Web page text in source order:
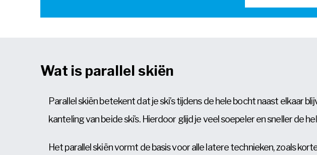
Wat is parallel skiën
Parallel skiën betekent dat je ski’s tijdens de hele bocht naast elkaar
kanteling van beide ski’s. Hierdoor glijd je veel soepeler en sneller de
Het parallel skiën vormt de basis voor alle latere technieken, zoals